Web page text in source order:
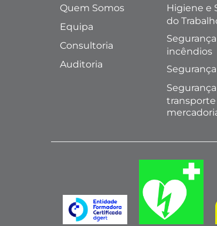
Quem Somos
Equipa
Consultoria
Auditoria
Higiene e
do
incêndios
transporte